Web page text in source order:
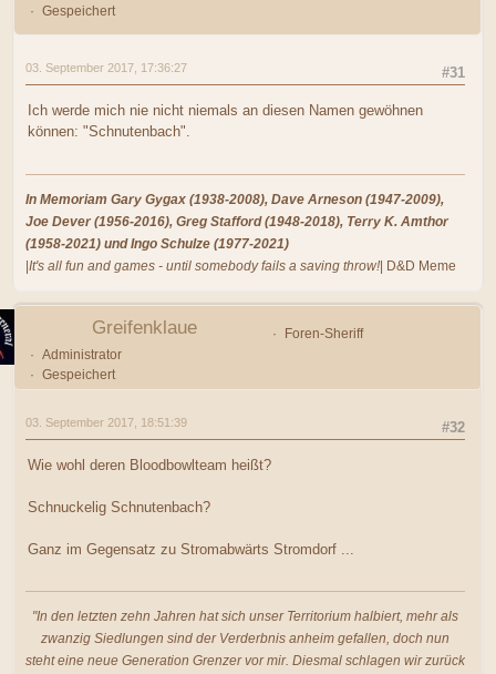
Gespeichert
#31
03. September 2017, 17:36:27
Ich werde mich nie nicht niemals an diesen Namen gewöhnen
können: "Schnutenbach".
In Memoriam Gary Gygax (1938-2008), Dave Arneson (1947-2009),
Joe Dever (1956-2016), Greg Stafford (1948-2018), Terry K. Amthor
(1958-2021) und Ingo Schulze (1977-2021)
|It's all fun and games - until somebody fails a saving throw!| D&D Meme
Greifenklaue
Foren-Sheriff
Administrator
Gespeichert
#32
03. September 2017, 18:51:39
Wie wohl deren Bloodbowlteam heißt?
Schnuckelig Schnutenbach?
Ganz im Gegensatz zu Stromabwärts Stromdorf ...
"In den letzten zehn Jahren hat sich unser Territorium halbiert, mehr als
zwanzig Siedlungen sind der Verderbnis anheim gefallen, doch nun
steht eine neue Generation Grenzer vor mir. Diesmal schlagen wir zurück